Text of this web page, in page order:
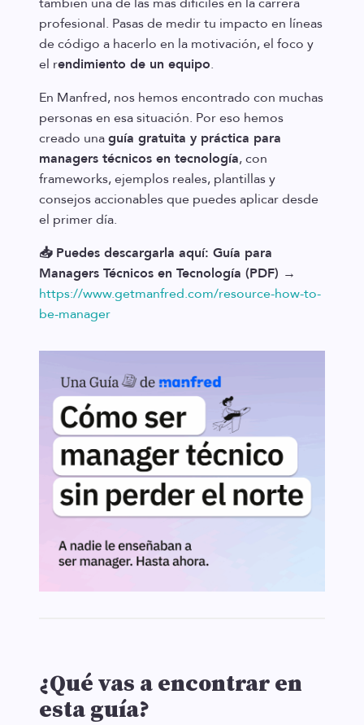
profesional. Pasas de medir tu impacto en líneas
de código a hacerlo en la motivación, el foco y
el rendimiento de un equipo.
En Manfred, nos hemos encontrado con muchas
personas en esa situación. Por eso hemos
creado unaguía gratuita y práctica para
managers técnicos en tecnología, con
frameworks, ejemplos reales, plantillas y
consejos accionables que puedes aplicar desde
el primer día.
📥 Puedes descargarla aquí: Guía para
Managers Técnicos en Tecnología (PDF) →
https://www.getmanfred.com/resource-how-to-
be-manager
¿Qué vas a encontrar en
esta guía?